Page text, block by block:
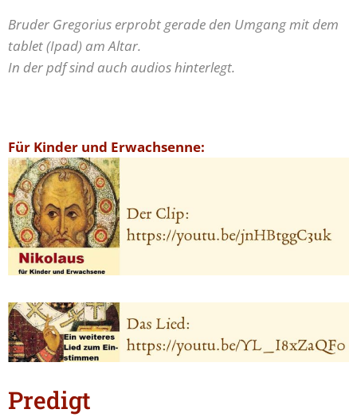
Bruder Gregorius erprobt gerade den Umgang mit dem
tablet (Ipad) am Altar.
In der pdf sind auch audios hinterlegt.
Für Kinder und Erwachsenne:
Predigt